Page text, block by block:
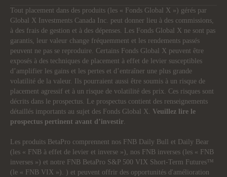
Tout placement dans des produits (les « Fonds Global X ») gérés par
Global X Investments Canada Inc. peut donner lieu à des commissions,
à des frais de gestion et à des dépenses. Les Fonds Global X ne sont pas
garantis, leur valeur change fréquemment et les rendements passés
peuvent ne pas se reproduire. Certains Fonds Global X peuvent être
exposés à des techniques de placement à effet de levier susceptibles
d’amplifier les gains et les pertes et d’entraîner une plus grande
volatilité de la valeur. Ils pourraient aussi être soumis à un risque de
placement agressif et à un risque de volatilité des prix. Ces risques sont
décrits dans le prospectus. Le prospectus contient des renseignements
détaillés importants au sujet des Fonds Global X. Veuillez lire le
prospectus pertinent avant d’investir.
Les produits BetaPro comprennent nos FNB Daily Bull et Daily Bear
(les « FNB à effet de levier et inverse »), nos FNB inverses (les « FNB
inverses ») et notre FNB BetaPro S&P 500 VIX Short-Term Futures™
(le « FNB VIX »). ) et peuvent offrir des opportunités d'amélioration